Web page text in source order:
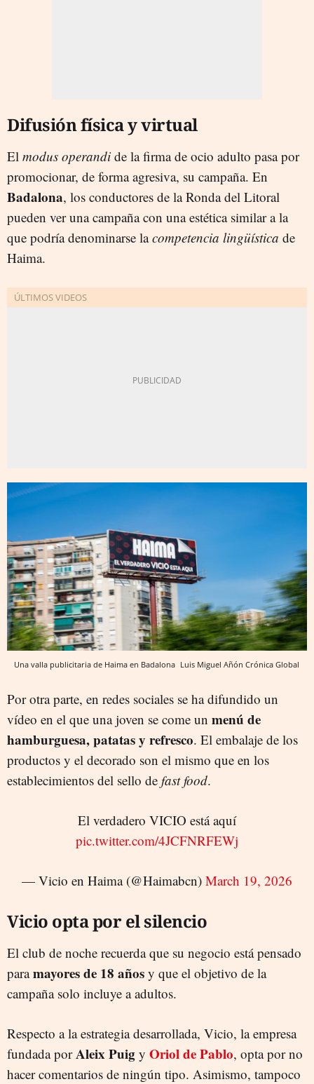
Difusión física y virtual
El modus operandi de la firma de ocio adulto pasa por
promocionar, de forma agresiva, su campaña. En
Badalona, los conductores de la Ronda del Litoral
pueden ver una campaña con una estética similar a la
que podría denominarse lacompetencia lingüística de
Haima.
Una valla publicitaria de Haima en Badalona Luis Miguel Añón Crónica Global
Por otra parte, en redes sociales se ha difundido un
vídeo en el que una joven se come un menú de
hamburguesa, patatas y refresco. El embalaje de los
productos y el decorado son el mismo que en los
establecimientos del sello de fast food.
El verdadero VICIO está aquí
pic.twitter.com/4JCFNRFEWj
— Vicio en Haima (@Haimabcn) March 19, 2026
Vicio opta por el silencio
El club de noche recuerda que su negocio está pensado
paramayores de 18 años y que el objetivo de la
campaña solo incluye a adultos.
Respecto a la estrategia desarrollada, Vicio, la empresa
fundada porAleix Puig y Oriol de Pablo, opta por no
hacer comentarios de ningún tipo. Asimismo, tampoco